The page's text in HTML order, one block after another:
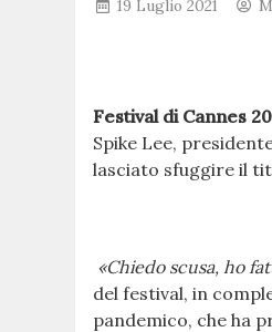
19 Luglio 2021
Festival di Cannes
Spike Lee,
lasciato sfuggire il
«Chiedo scusa, ho
del festival, in
pandemico, che ha